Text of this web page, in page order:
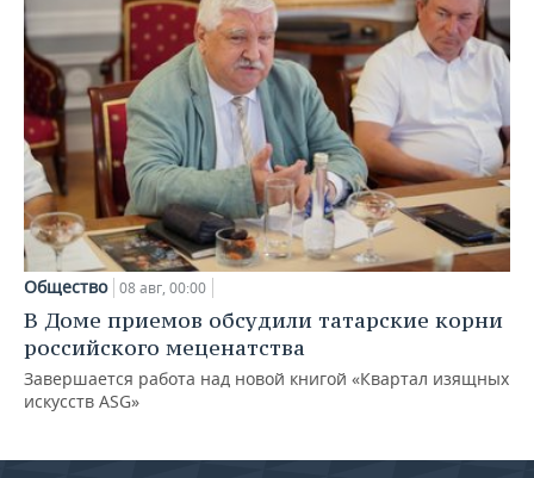
Общество 08 авг, 00:00
В Доме приемов обсудили татарские корни
российского меценатства
Завершается работа над новой книгой «Квартал изящных
искусств ASG»